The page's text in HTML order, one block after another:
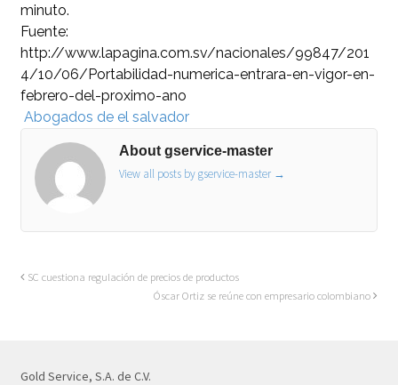
minuto.
Fuente:
http://www.lapagina.com.sv/nacionales/99847/201
4/10/06/Portabilidad-numerica-entrara-en-vigor-en-
febrero-del-proximo-ano
Abogados de el salvador
About gservice-master
View all posts by gservice-master →
SC cuestiona regulación de precios de productos
Óscar Ortiz se reúne con empresario colombiano
Gold Service, S.A. de C.V.